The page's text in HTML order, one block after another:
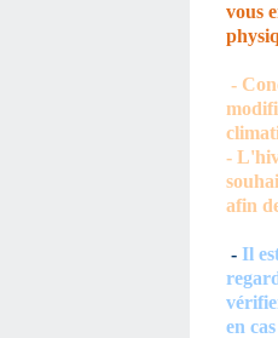
vous
-
-
afin
- Il
en